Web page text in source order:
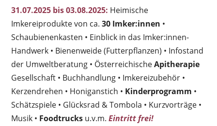
31.07.2025 bis 03.08.2025: Heimische
Imkereiprodukte von ca. 30 Imker:innen •
Schaubienenkasten • Einblick in das Imker:innen-
Handwerk • Bienenweide (Futterpflanzen) • Infostand
der Umweltberatung • ÖsterreichischeApitherapie
Gesellschaft • Buchhandlung • Imkereizubehör •
Kerzendrehen • Honiganstich • Kinderprogramm •
Schätzspiele • Glücksrad & Tombola • Kurzvorträge •
Musik • Foodtrucksu.v.m. Eintritt frei!